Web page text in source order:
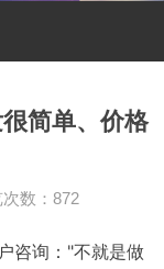
简单、价格
数：872
咨询："不就是做